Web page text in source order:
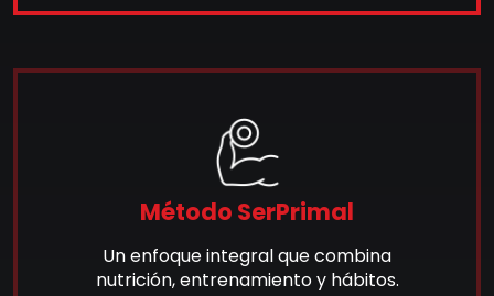
Método SerPrimal
Un enfoque integral que combina
nutrición, entrenamiento y hábitos.